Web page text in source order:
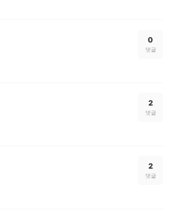
0
댓글
2
댓글
2
댓글